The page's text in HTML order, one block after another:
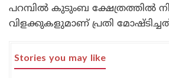
പറമ്പില്‍ കുടുംബ ക്ഷേത്രത്തില്‍
വിളക്കുകളുമാണ് പ്രതി
Stories you may like